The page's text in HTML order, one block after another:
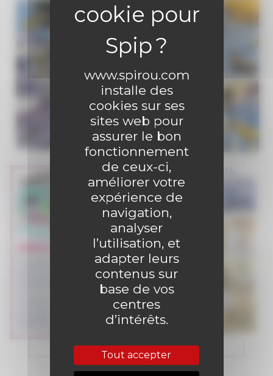
www.spirou.com
installe des
cookies sur ses
sites web pour
assurer le bon
fonctionnement
de ceux-ci,
améliorer votre
expérience de
navigation,
analyser
l’utilisation, et
adapter leurs
contenus sur
base de vos
centres
d’intérêts.
Tout accepter